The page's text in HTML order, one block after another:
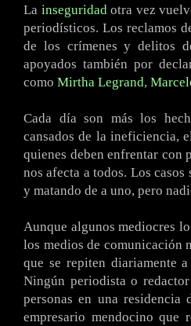
La inseguridadotra vez
periodísticos. Los reclamos
de los crímenes y delitos
apoyados también por
como Mirtha Legrand,
Cada día son más los
cansados de la ineficiencia,
quienes deben enfrentar con
nos afecta a todos. Los
y matando de a uno, pero
Aunque algunos mediocres
los medios de comunicación
que se repiten diariamente
Ningún periodista o
personas en una residencia
empresario mendocino que